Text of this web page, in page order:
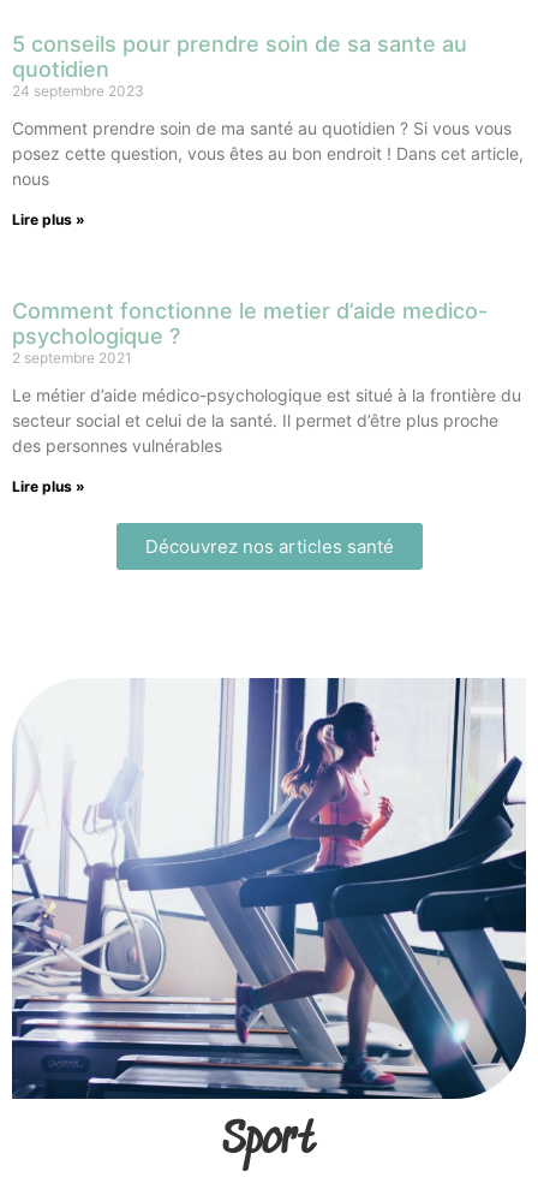
5 conseils pour prendre soin de sa sante au
quotidien
24 septembre 2023
Comment prendre soin de ma santé au quotidien ? Si vous vous
posez cette question, vous êtes au bon endroit ! Dans cet article,
nous
Lire plus »
Comment fonctionne le metier d’aide medico-
psychologique ?
2 septembre 2021
Le métier d’aide médico-psychologique est situé à la frontière du
secteur social et celui de la santé. Il permet d’être plus proche
des personnes vulnérables
Lire plus »
Découvrez nos articles santé
Sport